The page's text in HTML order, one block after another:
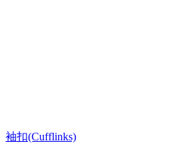
袖扣(Cufflinks)